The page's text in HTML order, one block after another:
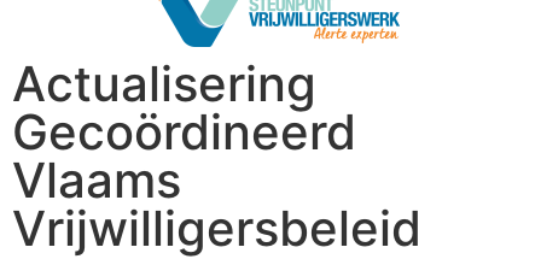
Actualisering
Gecoördineerd
Vlaams
Vrijwilligersbeleid